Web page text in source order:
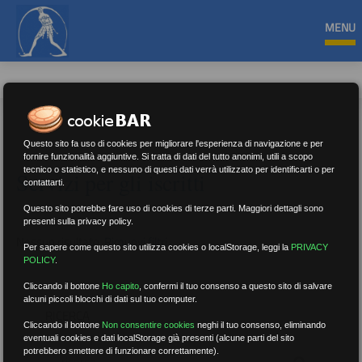
MENU
Servizi per gli iscritti
Nessun risultato.Rimuovi filtri
Questo sito fa uso di cookies per migliorare l'esperienza di navigazione e per
fornire funzionalità aggiuntive. Si tratta di dati del tutto anonimi, utili a scopo
tecnico o statistico, e nessuno di questi dati verrà utilizzato per identificarti o per
contattarti.
Questo sito potrebbe fare uso di cookies di terze parti. Maggiori dettagli sono
presenti sulla privacy policy.
Per sapere come questo sito utilizza cookies o localStorage, leggi la PRIVACY
POLICY.
Cliccando il bottone Ho capito ,confermi il tuo consenso a questo sito di salvare
alcuni piccoli blocchi di dati sul tuo computer.
Cliccando il bottone Non consentire cookies neghi il tuo consenso, eliminando
eventuali cookies e dati localStorage già presenti (alcune parti del sito
potrebbero smettere di funzionare correttamente).